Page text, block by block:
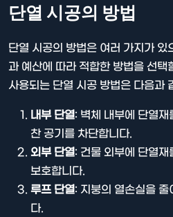
단열 시공의 방법
단열 시공의 방법은 여러 가지가 있
과 예산에 따라 적합한 방법을 선택
사용되는 단열 시공 방법은 다음과
내부 단열: 벽체 내부에 단열
찬 공기를 차단합니다.
외부 단열: 건물 외부에 단열
보호합니다.
루프 단열: 지붕의 열손실을 줄
다.